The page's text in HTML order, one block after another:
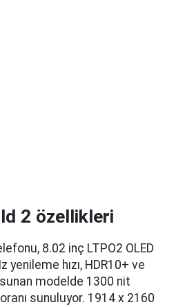
2 özellikleri
8.02 inç LTPO2 OLED
yenileme hızı, HDR10+ ve
modelde 1300 nit
sunuluyor. 1914 x 2160